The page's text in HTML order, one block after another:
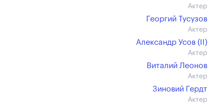
Актер
Георгий Тусузов
Актер
Александр Усов (II)
Актер
Виталий Леонов
Актер
Зиновий Гердт
Актер